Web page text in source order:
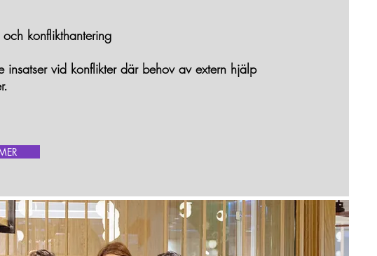
konflikthantering
insatser vid konflikter där behov av extern hjälp